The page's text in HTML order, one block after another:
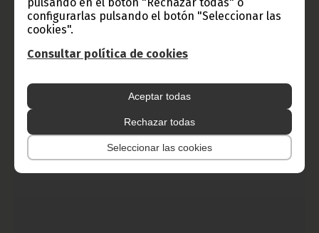
configurarlas pulsando el botón "Seleccionar las
cookies".
Consultar política de cookies
Aceptar todas
Rechazar todas
Seleccionar las cookies
inversión extranjera y avanzar en la diversificación de la
economía nacional.